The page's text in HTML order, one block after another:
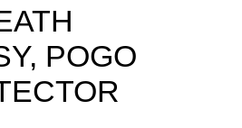
POGO